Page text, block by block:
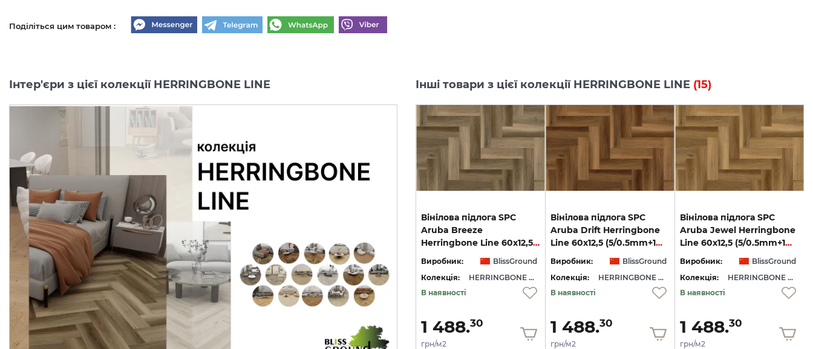
Поділіться цим товаром :
Інтер'єри з цієї колекції HERRINGBONE LINE Інші товари з цієї колекції HERRINGBONE LINE (15)
Вінілова підлога SPC
Tulum Day Herringbone
Виробник:
BlissGround
Колекція:
HERRINGBONE LINE
В наявності
1 488.30
грн/м2
Tulum Dream
Виробник:
BlissGround
Колекція:
HERRINGBONE LINE
В наявності
1 488. 30
Виробник:
BlissGround
Колекція:
В наявності
Вінілова підлога SPC
Aruba Breeze
Herringbone Line 60x12,5 (5/0.5mm+1mm) BlissGround
Виробник:
BlissGround
Колекція:
HERRINGBONE LINE
В наявності
1 488.30
грн/м2
Вінілова підлога SPC
Aruba Drift Herringbone
Line 60x12,5 (5/0.5mm+1mm) BlissGround
Виробник:
BlissGround
Колекція:
HERRINGBONE LINE
В наявності
1 488.30
грн/м2
Вінілова підлога SPC
Aruba Jewel Herringbone
Line 60x12,5 (5/0.5mm+1mm) BlissGround
Виробник:
BlissGround
Колекція:
HERRINGBONE LINE
В наявності
1 488.30
грн/м2